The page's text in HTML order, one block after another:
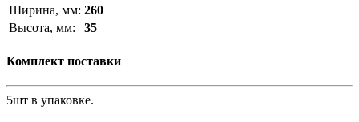
Ширина, мм: 260
Высота, мм:
35
Комплект поставки
5шт в упаковке.